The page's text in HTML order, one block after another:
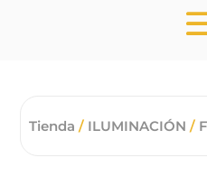
Tienda / ILUMINACIÓN /